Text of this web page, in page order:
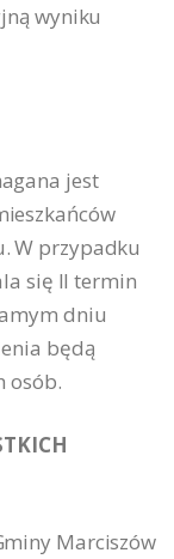
wyniku
jest
W przypadku
się II termin
dniu
będą
osób.
Marciszów